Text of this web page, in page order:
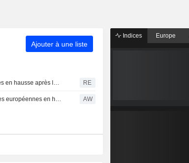
Ajouter à une liste
Les bourses en hausse après les résultats - Emploi américain et Iran en ligne de mire RE
Les Bourses européennes en hausse dans l'attente des chiffres de l'emploi US AW
Indices Europe